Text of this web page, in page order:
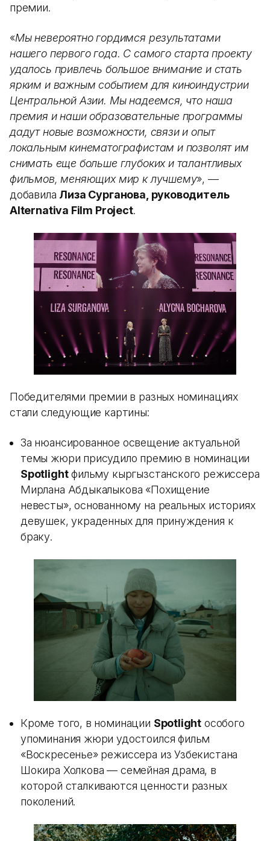
премии.
«Мы невероятно гордимся результатами
нашего первого года. С самого старта проекту
удалось привлечь большое внимание и стать
ярким и важным событием для киноиндустрии
Центральной Азии. Мы надеемся, что наша
премия и наши образовательные программы
дадут новые возможности, связи и опыт
локальным кинематографистам и позволят им
снимать еще больше глубоких и талантливых
фильмов, меняющих мир к лучшему», —
добавила Лиза Сурганова, руководитель
Alternativa Film Project.
Победителями премии в разных номинациях
стали следующие картины:
За нюансированное освещение актуальной
темы жюри присудило премию в номинации
Spotlightфильму кыргызстанского режиссера
Мирлана Абдыкалыкова «Похищение
невесты», основанному на реальных историях
девушек, украденных для принуждения к
браку.
Кроме того, в номинации Spotlight особого
упоминания жюри удостоился фильм
«Воскресенье» режиссера из Узбекистана
Шокира Холкова — семейная драма, в
которой сталкиваются ценности разных
поколений.